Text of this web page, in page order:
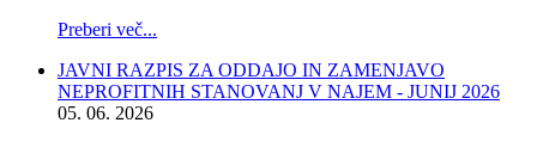
Preberi več...
JAVNI RAZPIS ZA ODDAJO IN ZAMENJAVO
NEPROFITNIH STANOVANJ V NAJEM - JUNIJ 2026
05. 06. 2026